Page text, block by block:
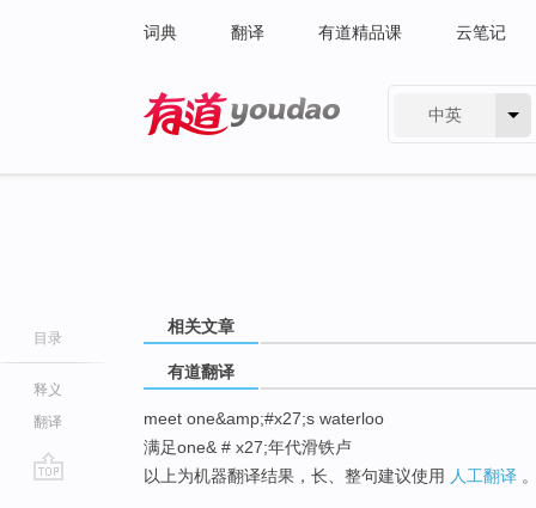
词典 翻译 有道精品课 云笔记
中英
目录
释义
翻译
相关文章
有道翻译
meet one&amp;#x27;s waterloo
满足one& # x27;年代滑铁卢
以上为机器翻译结果，长、整句建议使用 人工翻译